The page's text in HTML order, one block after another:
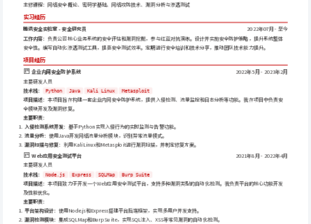
主修课程：网络安全概论、密码学基础、网络攻防技术、漏洞分析与渗透测试
实习经历
腾讯安全实验室 - 安全研究员 2022年07月 - 至今
工作内容：负责公司核心业务系统的安全评估和漏洞挖掘，参与红蓝对抗演练。设计并实施安全防护策略，提升系统整体
安全性。编写自动化渗透测试工具，提高安全测试效率。定期进行安全培训和技术分享，推动团队技术能力提升。
项目经历
企业内网安全防护系统
2022年5月 - 2023年2月
主要研发人员
技术栈： Python Java Kali Linux Metasploit
项目描述：本项目旨在构建一套企业内网安全防护系统，提供入侵检测、流量监控和日志分析等功能。我在项目中负责安
全模块开发及漏洞修复。
主要职责：
入侵检测系统开发：基于Python实现入侵行为的实时监测与告警功能。
流量分析：使用Java开发网络流量分析模块，识别异常流量模式。
漏洞扫描与修复：利用Kali Linux和Metasploit进行漏洞扫描，并制定修复方案。
Web应用安全测试平台
2021年8月 - 2022年4月
主要研发人员
技术栈： Node.js Express SQLMap Burp Suite
项目描述：本项目致力于开发一个Web应用安全测试平台，支持多种漏洞类型的自动化检测。我负责平台的核心功能开发
及性能优化。
主要职责：
平台架构设计：使用Node.js和Express搭建平台后端框架，实现多用户并发支持。
漏洞检测模块：集成SQLMap和Burp Suite，实现SQL注入、XSS等常见漏洞的自动化检测。